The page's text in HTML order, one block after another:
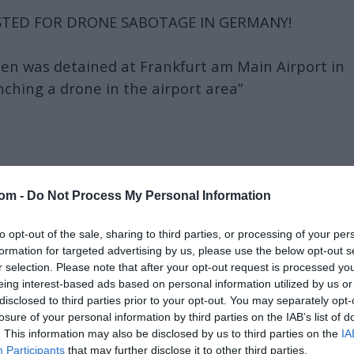
- Do Not Process My Personal Information
opt-out of the sale, sharing to third parties, or processing of your
for targeted advertising by us, please use the below opt-out
selection. Please note that after your opt-out request is processed
interest-based ads based on personal information utilized by us
to third parties prior to your opt-out. You may separately
of your personal information by third parties on the IAB’s list of
This information may also be disclosed by us to third parties on the
Participants that may further disclose it to other third parties.
FOR DRONE SABOTAGE IN GERMANY!
was detained at Frankfurt am Main Airport in
a drone in the airport area”
promised me…
s pravim imenom.
dodala.
after all!